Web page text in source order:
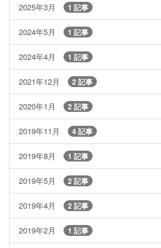
2025年3月 1 記事
2024年5月 1 記事
2024年4月 1 記事
2021年12月 2 記事
2020年1月 2 記事
2019年11月 4 記事
2019年8月 1 記事
2019年5月 2 記事
2019年4月 2 記事
2019年2月 1 記事